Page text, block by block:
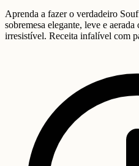
Aprenda a fazer o verdadeiro
sobremesa elegante, leve e
irresistível. Receita infalível com